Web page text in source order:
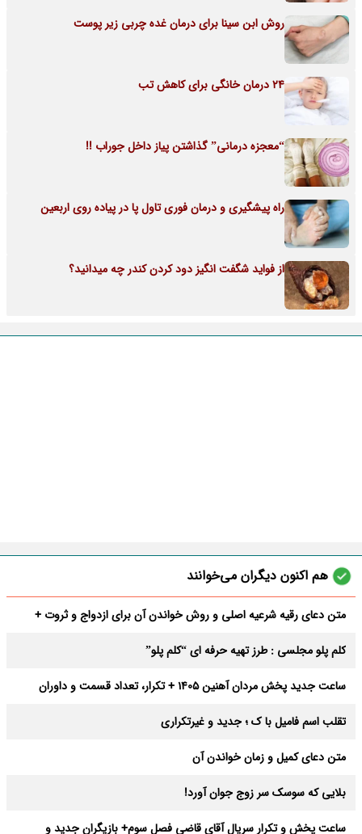
روش ابن سینا برای درمان غده چربی زیر پوست
24 درمان خانگی برای کاهش تب
“معجزه درمانی” گذاشتن پیاز داخل جوراب !!
راه پیشگیری و درمان فوری تاول پا در پیاده روی اربعین
از فواید شگفت انگیز دود کردن کندر چه میدانید؟
هم اکنون دیگران می‌خوانند
متن دعای رقیه شرعیه اصلی و روش خواندن آن برای ازدواج و ثروت +
کلم پلو مجلسی : طرز تهیه حرفه ای “کلم پلو”
ساعت جدید پخش مردان آهنین 1405 + تکرار، تعداد قسمت و داوران
تقلب اسم فامیل با ک ؛ جدید و غیرتکراری
متن دعای کمیل و زمان خواندن آن
بلایی که سوسک سر زوج جوان آورد!
ساعت پخش و تکرار سریال آقای قاضی فصل سوم+ بازیگران جدید و